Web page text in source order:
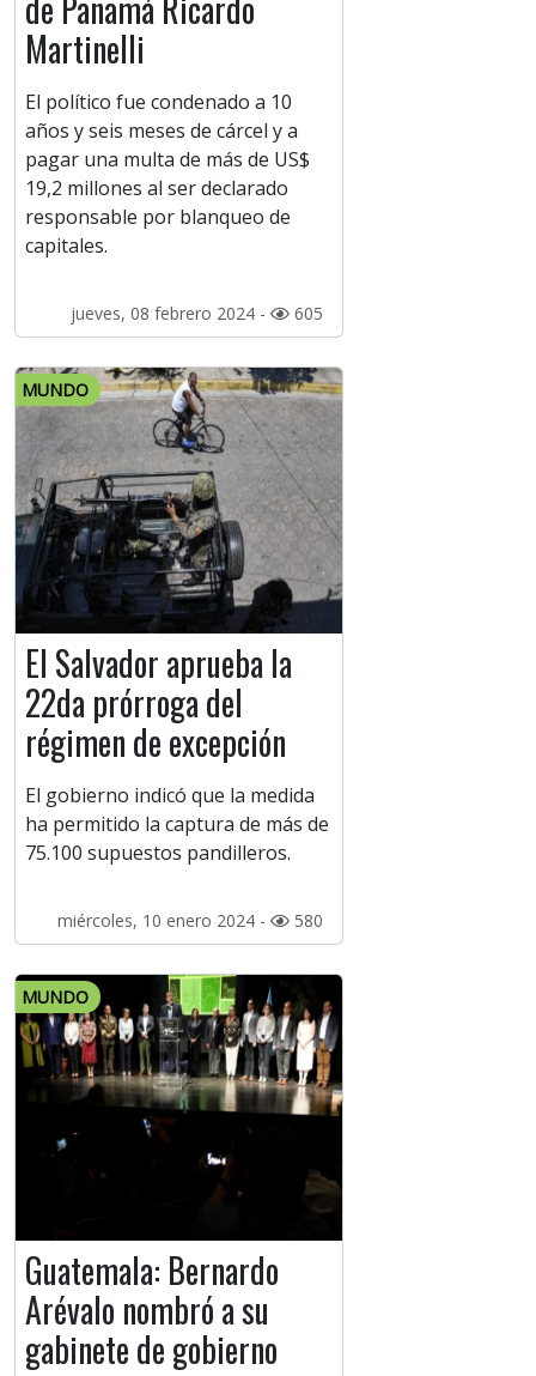
Martinelli
El político fue condenado a 10
años y seis meses de cárcel y a
pagar una multa de más de US$
19,2 millones al ser declarado
responsable por blanqueo de
capitales.
jueves, 08 febrero 2024 - 605
MUNDO
El Salvador aprueba la
22da prórroga del
régimen de excepción
El gobierno indicó que la medida
ha permitido la captura de más de
75.100 supuestos pandilleros.
miércoles, 10 enero 2024 - 580
MUNDO
Guatemala: Bernardo
Arévalo nombró a su
gabinete de gobierno